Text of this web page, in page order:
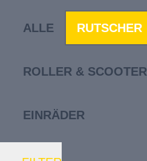
ALLE RUTSCHER
ROLLER & SCOOTER
EINRÄDER